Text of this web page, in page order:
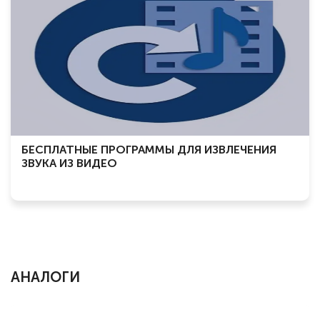
БЕСПЛАТНЫЕ ПРОГРАММЫ ДЛЯ ИЗВЛЕЧЕНИЯ
ЗВУКА ИЗ ВИДЕО
АНАЛОГИ